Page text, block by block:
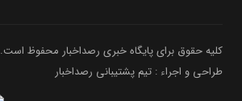
کلیه حقوق برای پایگاه خبری رصداخبار محفوظ است.
طراحی و اجراء : تیم پشتیبانی رصداخبار